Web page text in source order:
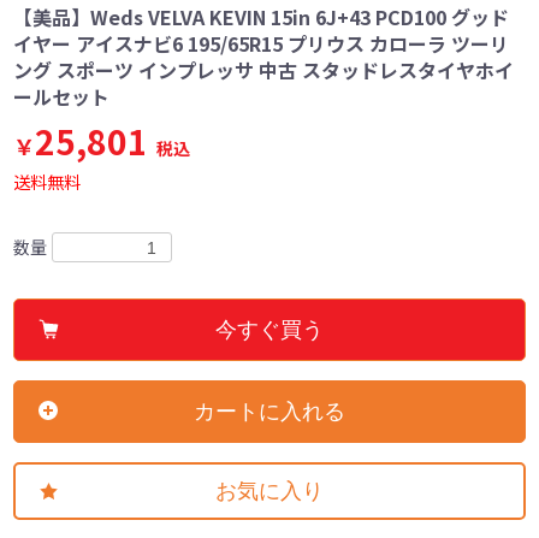
【美品】Weds VELVA KEVIN 15in 6J+43 PCD100 グッド
イヤー アイスナビ6 195/65R15 プリウス カローラ ツーリ
ング スポーツ インプレッサ 中古 スタッドレスタイヤホイ
ールセット
￥25,801 税込
送料無料
数量
今すぐ買う
カートに入れる
お気に入り